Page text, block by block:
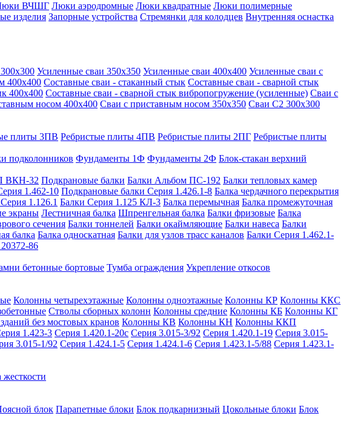
ВЧШГ Люки аэродромные Люки квадратные Люки полимерные
изделия Запорные устройства Стремянки для колодцев Внутренняя оснастка
Усиленные сваи 350х350 Усиленные сваи 400х400 Усиленные сваи с
400х400 Составные сваи - стаканный стык Составные сваи - сварной стык
400х400 Составные сваи - сварной стык вибропогружение (усиленные) Сваи с
носом 400х400 Сваи с приставным носом 350х350 Сваи С2 300х300
плиты 3ПВ Ребристые плиты 4ПВ Ребристые плиты 2ПГ Ребристые плиты
подколонников Фундаменты 1Ф Фундаменты 2Ф Блок-стакан верхний
ВКН-32 Подкрановые балки Балки Альбом ПС-192 Балки тепловых камер
1.462-10 Подкрановые балки Серия 1.426.1-8 Балка чердачного перекрытия
1.126.1 Балки Серия 1.125 КЛ-3 Балка перемычная Балка промежуточная
экраны Лестничная балка Шпренгельная балка Балки фризовые Балка
сечения Балки тоннелей Балки окаймляющие Балки навеса Балки
балка Балка односкатная Балки для узлов трасс каналов Балки Серия 1.462.1-
86
бетонные бортовые Тумба ограждения Укрепление откосов
Колонны четырехэтажные Колонны одноэтажные Колонны КР Колонны ККС
Стволы сборных колонн Колонны средние Колонны КБ Колонны КГ
без мостовых кранов Колонны КВ Колонны КН Колонны ККП
1.423-3 Серия 1.420.1-20с Серия 3.015-3/92 Серия 1.420.1-19 Серия 3.015-
3.015-1/92 Серия 1.424.1-5 Серия 1.424.1-6 Серия 1.423.1-5/88 Серия 1.423.1-
блок Парапетные блоки Блок подкарнизный Цокольные блоки Блок